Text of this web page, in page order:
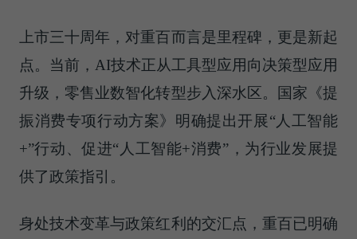
上市三十周年，对重百而言是里程碑，更是新起
点。当前，AI技术正从工具型应用向决策型应用
升级，零售业数智化转型步入深水区。国家《提
振消费专项行动方案》明确提出开展“人工智能
+”行动、促进“人工智能+消费”，为行业发展提
供了政策指引。
身处技术变革与政策红利的交汇点，重百已明确